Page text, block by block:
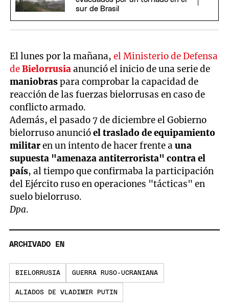
sur de Brasil
El lunes por la mañana,el Ministerio de Defensa
deBielorrusiaanunció el inicio de una serie de
maniobraspara comprobar la capacidad de
reacción de las fuerzas bielorrusas en caso de
conflicto armado.
Además, el pasado 7 de diciembre el Gobierno
bielorruso anuncióel traslado de equipamiento
militaren un intento de hacer frente auna
supuesta "amenaza antiterrorista" contra el
país, al tiempo que confirmaba la participación
del Ejército ruso en operaciones "tácticas" en
suelo bielorruso.
Dpa.
ARCHIVADO EN
BIELORRUSIA GUERRA RUSO-UCRANIANA
ALIADOS DE VLADIMIR PUTIN